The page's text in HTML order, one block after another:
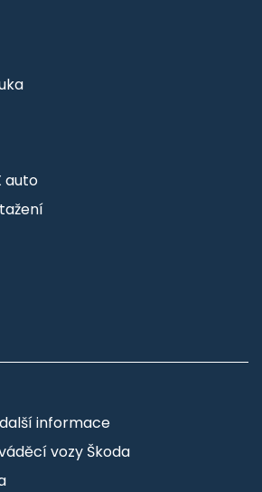
auto
informace
vozy Škoda